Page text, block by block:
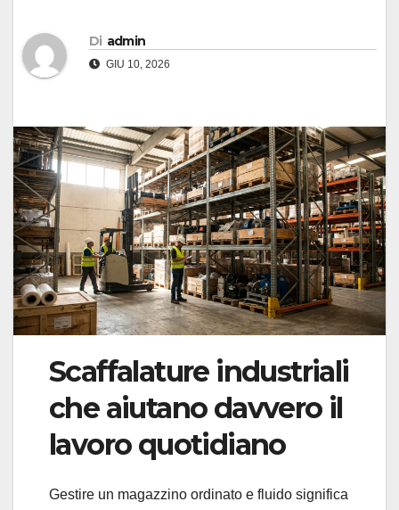
Di admin
GIU 10, 2026
Scaffalature industriali
che aiutano davvero il
lavoro quotidiano
Gestire un magazzino ordinato e fluido significa